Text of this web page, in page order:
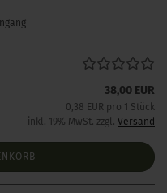
38,00 EUR
0,38 EUR pro 1 Stück
inkl. 19% MwSt. zzgl. Versand